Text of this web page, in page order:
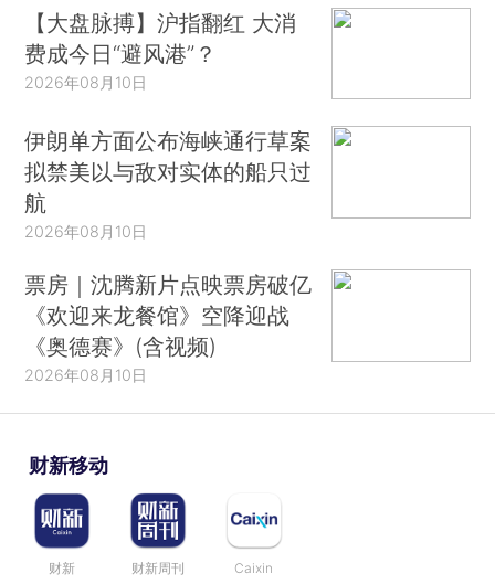
【大盘脉搏】沪指翻红 大消
费成今日“避风港”？
2026年08月10日
伊朗单方面公布海峡通行草案
拟禁美以与敌对实体的船只过
航
2026年08月10日
票房｜沈腾新片点映票房破亿
《欢迎来龙餐馆》空降迎战
《奥德赛》(含视频)
2026年08月10日
财新移动
财新 财新周刊 Caixin